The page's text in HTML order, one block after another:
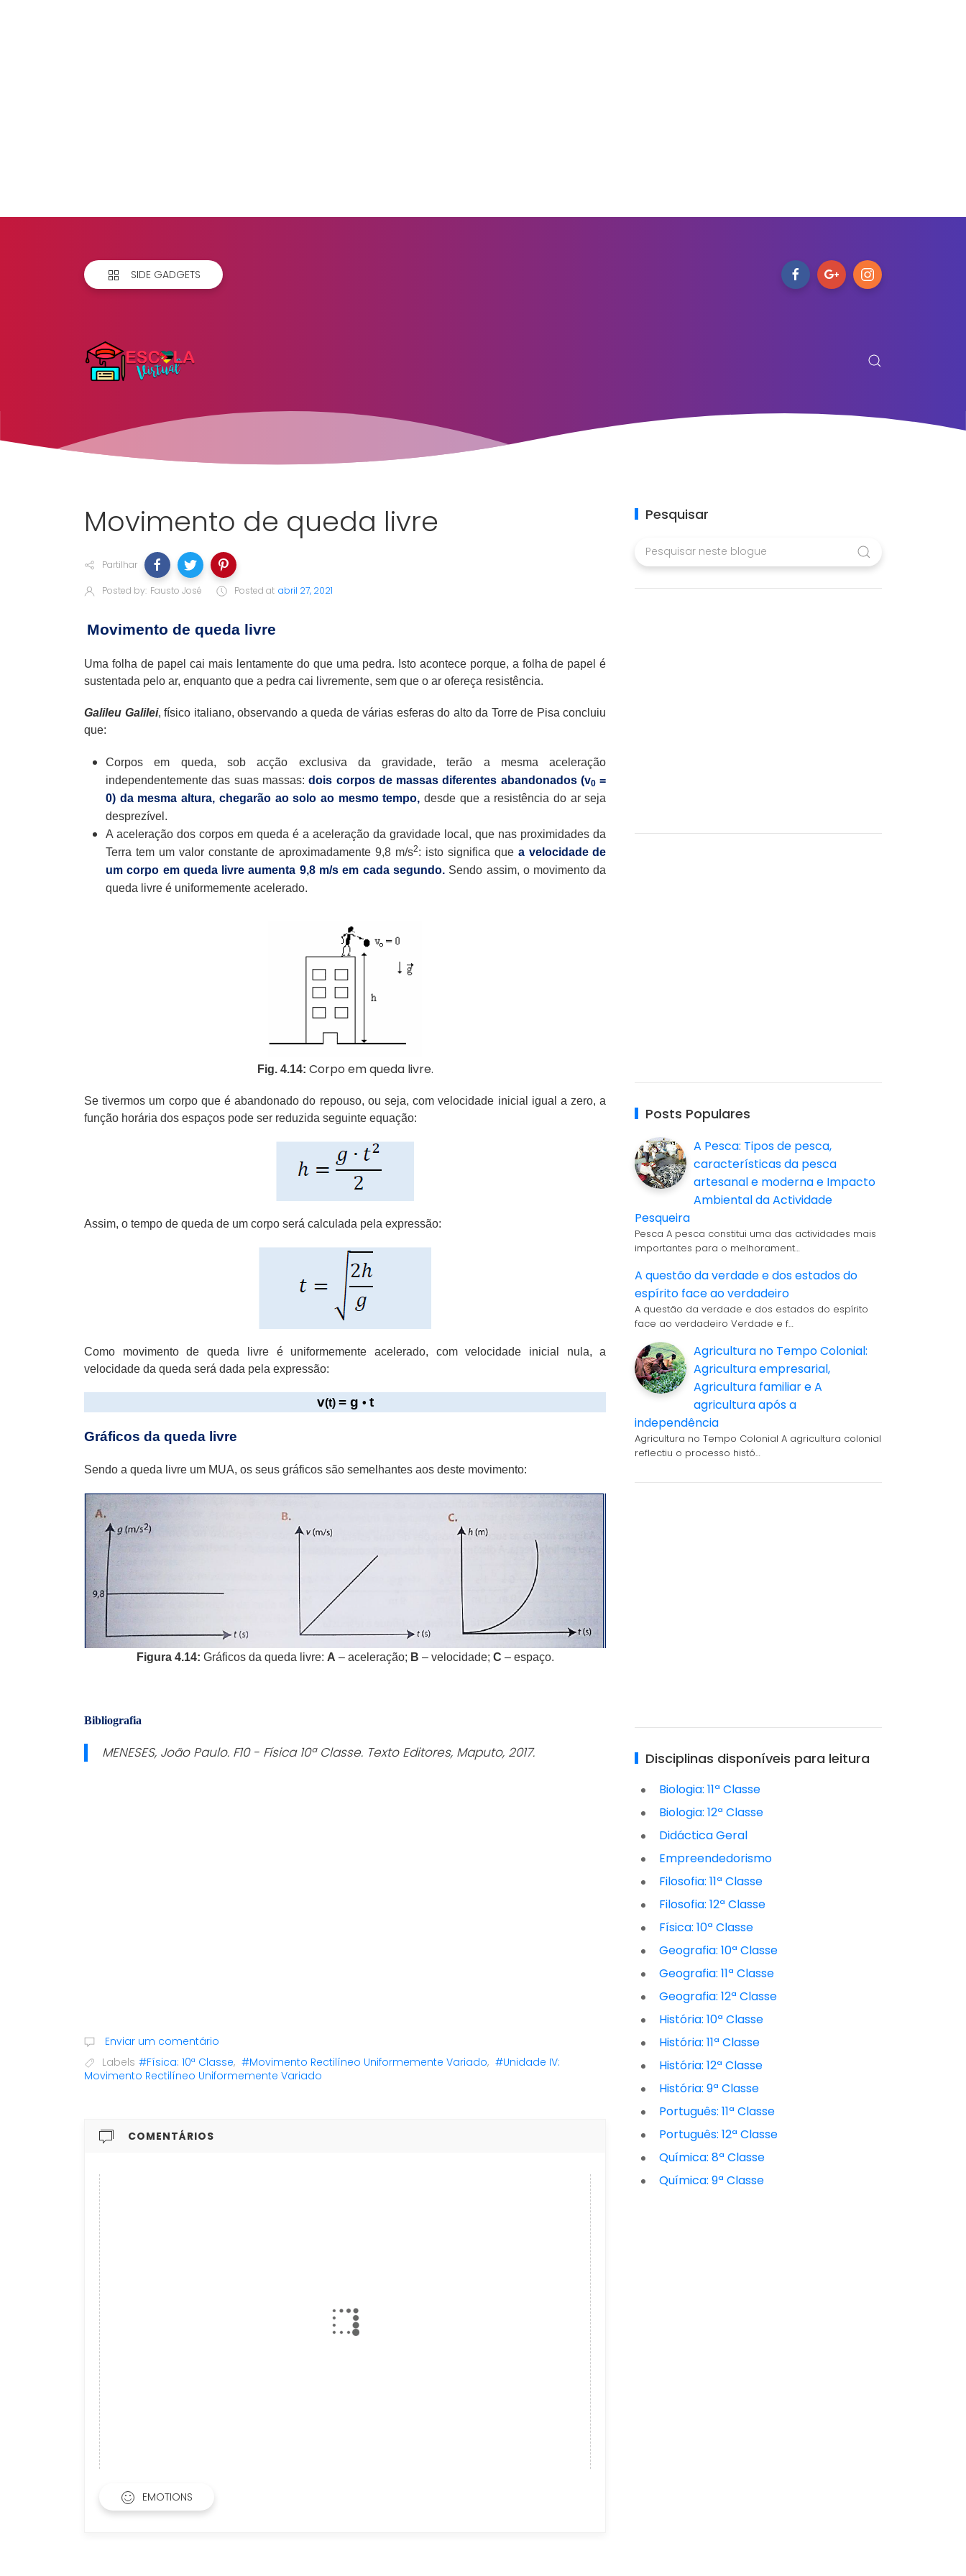
SIDE GADGETS
Movimento de queda livre
Partilhar
Posted by: Fausto José Posted at abril 27, 2021
Movimento de queda livre
Uma folha de papel cai mais lentamente do que uma pedra. Isto acontece porque, a folha de papel é
sustentada pelo ar, enquanto que a pedra cai livremente, sem que o ar ofereça resistência.
Galileu Galilei, físico italiano, observando a queda de várias esferas do alto da Torre de Pisa concluiu
que:
Corpos em queda, sob acção exclusiva da gravidade, terão a mesma aceleração
independentemente das suas massas:dois corpos de massas diferentes abandonados (v0 =
0) da mesma altura, chegarão ao solo ao mesmo tempo, desde que a resistência do ar seja
desprezível.
A aceleração dos corpos em queda é a aceleração da gravidade local, que nas proximidades da
Terra tem um valor constante de aproximadamente 9,8 m/s2: isto significa que a velocidade de
um corpo em queda livre aumenta 9,8 m/s em cada segundo. Sendo assim, o movimento da
queda livre é uniformemente acelerado.
Fig. 4.14: Corpo em queda livre.
Se tivermos um corpo que é abandonado do repouso, ou seja, com velocidade inicial igual a zero, a
função horária dos espaços pode ser reduzida seguinte equação:
Assim, o tempo de queda de um corpo será calculada pela expressão:
Como movimento de queda livre é uniformemente acelerado, com velocidade inicial nula, a
velocidade da queda será dada pela expressão:
v(t) = g • t
Gráficos da queda livre
Sendo a queda livre um MUA, os seus gráficos são semelhantes aos deste movimento:
Figura 4.14: Gráficos da queda livre: A – aceleração; B – velocidade; C – espaço.
Bibliografia
MENESES, João Paulo. F10 - Física 10ª Classe. Texto Editores, Maputo, 2017.
Enviar um comentário
Labels #Física: 10ª Classe, #Movimento Rectilíneo Uniformemente Variado, #Unidade IV:
Movimento Rectilíneo Uniformemente Variado
COMENTÁRIOS
EMOTIONS
Pesquisar
Posts Populares
A Pesca: Tipos de pesca,
características da pesca
artesanal e moderna e Impacto
Ambiental da Actividade
Pesqueira
Pesca A pesca constitui uma das actividades mais
importantes para o melhorament…
A questão da verdade e dos estados do
espírito face ao verdadeiro
A questão da verdade e dos estados do espírito
face ao verdadeiro Verdade e f…
Agricultura no Tempo Colonial:
Agricultura empresarial,
Agricultura familiar e A
agricultura após a
independência
Agricultura no Tempo Colonial A agricultura colonial
reflectiu o processo histó…
Disciplinas disponíveis para leitura
Biologia: 11ª Classe
Biologia: 12ª Classe
Didáctica Geral
Empreendedorismo
Filosofia: 11ª Classe
Filosofia: 12ª Classe
Física: 10ª Classe
Geografia: 10ª Classe
Geografia: 11ª Classe
Geografia: 12ª Classe
História: 10ª Classe
História: 11ª Classe
História: 12ª Classe
História: 9ª Classe
Português: 11ª Classe
Português: 12ª Classe
Química: 8ª Classe
Química: 9ª Classe